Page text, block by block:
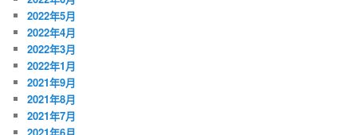
2022年5月
2022年4月
2022年3月
2022年1月
2021年9月
2021年8月
2021年7月